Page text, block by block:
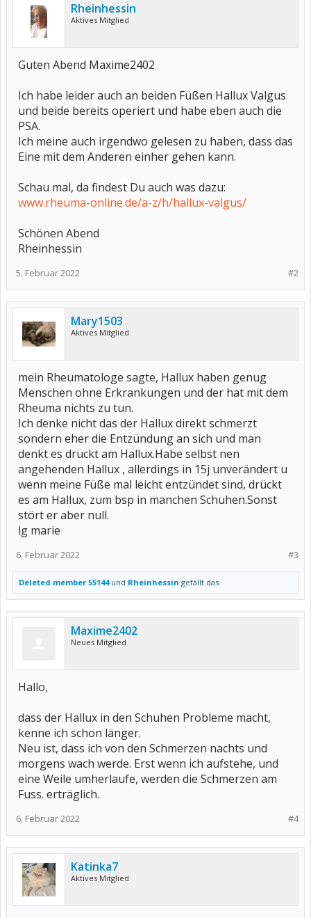
Rheinhessin
Aktives Mitglied
Guten Abend Maxime2402
Ich habe leider auch an beiden Füßen Hallux Valgus
und beide bereits operiert und habe eben auch die
PSA.
Ich meine auch irgendwo gelesen zu haben, dass das
Eine mit dem Anderen einher gehen kann.
Schau mal, da findest Du auch was dazu:
www.rheuma-online.de/a-z/h/hallux-valgus/
Schönen Abend
Rheinhessin
#2
5. Februar 2022
Mary1503
Aktives Mitglied
mein Rheumatologe sagte, Hallux haben genug
Menschen ohne Erkrankungen und der hat mit dem
Rheuma nichts zu tun.
Ich denke nicht das der Hallux direkt schmerzt
sondern eher die Entzündung an sich und man
denkt es drückt am Hallux.Habe selbst nen
angehenden Hallux , allerdings in 15j unverändert u
wenn meine Füße mal leicht entzündet sind, drückt
es am Hallux, zum bsp in manchen Schuhen.Sonst
stört er aber null.
lg marie
#3
6. Februar 2022
Deleted member 55144und Rheinhessin gefällt das.
Maxime2402
Neues Mitglied
Hallo,
dass der Hallux in den Schuhen Probleme macht,
kenne ich schon länger.
Neu ist, dass ich von den Schmerzen nachts und
morgens wach werde. Erst wenn ich aufstehe, und
eine Weile umherlaufe, werden die Schmerzen am
Fuss. erträglich.
#4
6. Februar 2022
Katinka7
Aktives Mitglied